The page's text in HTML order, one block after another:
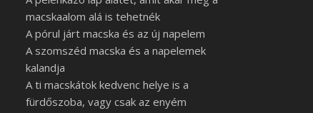
macskaalom alá is tehetnék
A pórul járt macska és az új napelem
A szomszéd macska és a napelemek
kalandja
A ti macskátok kedvenc helye is a
fürdőszoba, vagy csak az enyém